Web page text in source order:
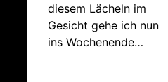
diesem Lächeln im
Gesicht gehe ich nun
ins Wochenende…